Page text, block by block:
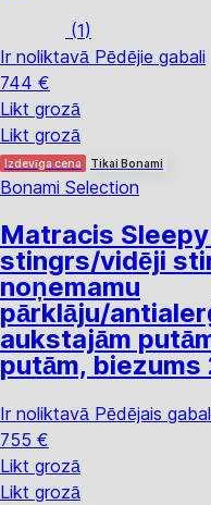
(1)
Ir noliktavā Pēdējie gabali
744 €
Likt grozā
Likt grozā
Izdevīga cena Tikai Bonami
Bonami Selection
Matracis
stingrs/vidēji
noņemamu
pārklāju/
aukstajām
putām, biezums
Ir noliktavā Pēdējais
755 €
Likt grozā
Likt grozā